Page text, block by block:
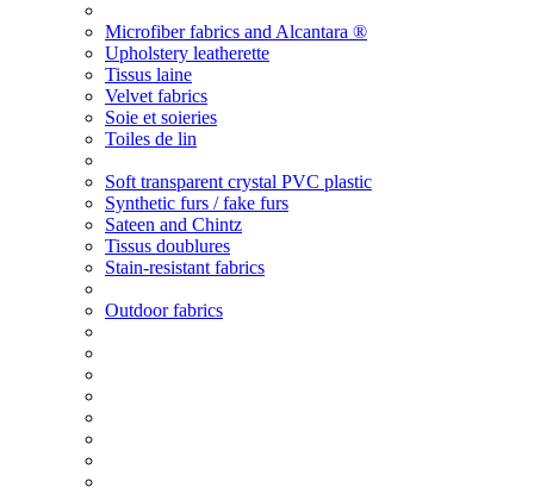
Microfiber fabrics and Alcantara ®
Upholstery leatherette
Tissus laine
Velvet fabrics
Soie et soieries
Toiles de lin
Soft transparent crystal PVC plastic
Synthetic furs / fake furs
Sateen and Chintz
Tissus doublures
Stain-resistant fabrics
Outdoor fabrics